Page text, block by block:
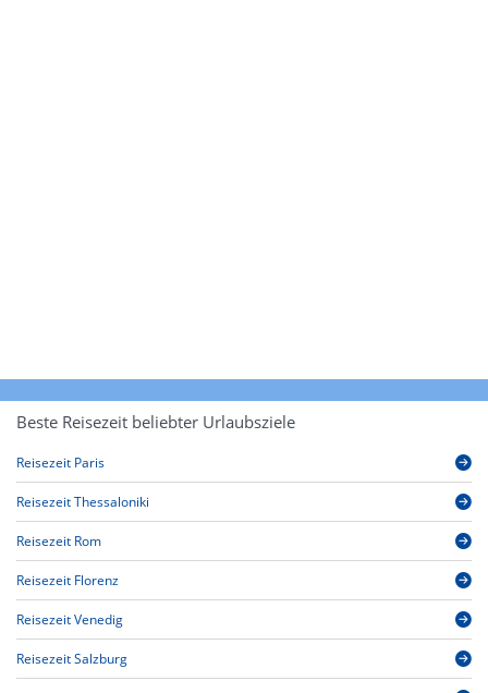
Beste Reisezeit beliebter Urlaubsziele
Reisezeit Paris
Reisezeit Thessaloniki
Reisezeit Rom
Reisezeit Florenz
Reisezeit Venedig
Reisezeit Salzburg